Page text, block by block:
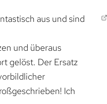
aus und sind
und überaus
gelöst. Der Ersatz
Ich